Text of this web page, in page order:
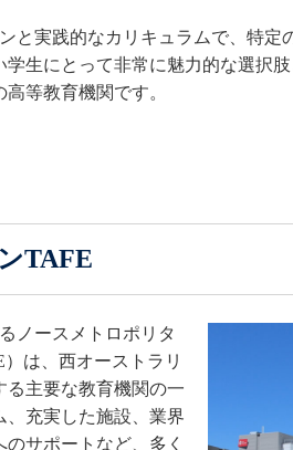
と実践的なカリキュラムで、特定
生にとって非常に魅力的な選択肢
等教育機関です。
TAFE
ノースメトロポリタ
）は、西オーストラリ
る主要な教育機関の一
、充実した施設、業界
サポートなど、多く